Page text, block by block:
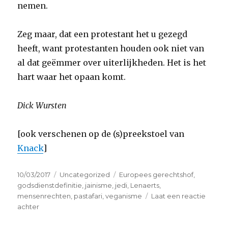
nemen.
Zeg maar, dat een protestant het u gezegd
heeft, want protestanten houden ook niet van
al dat geëmmer over uiterlijkheden. Het is het
hart waar het opaan komt.
Dick Wursten
[ook verschenen op de (s)preekstoel van
Knack]
Geplaatst
op
10/03/2017 Categorieën
Uncategorized Tags
Europees gerechtshof,
godsdienstdefinitie jainisme jedi Lenaerts
mensenrechten pastafari ,veganisme
Laat een reactie
achterop